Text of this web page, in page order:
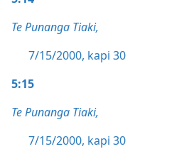
Te Punanga Tiaki,
7/15/2000, kapi 30
5:15
Te Punanga Tiaki,
7/15/2000, kapi 30